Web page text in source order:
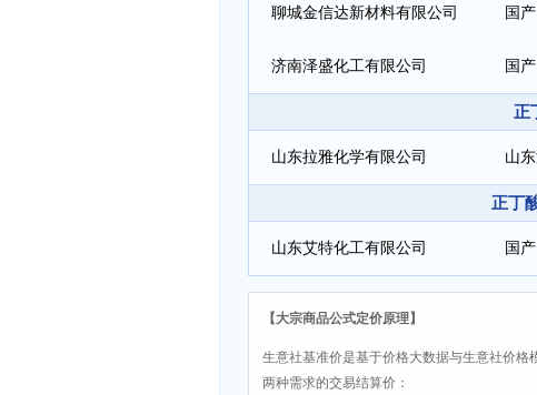
聊城金信达新材料有限公司 国产
济南泽盛化工有限公司 国产
正
山东拉雅化学有限公司 山
正丁
山东艾特化工有限公司 国产
【大宗商品公式定价原理】
生意社基准价是基于价格大数据与生意社价
两种需求的交易结算价：